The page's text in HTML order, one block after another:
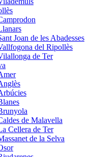
Joan de les Abadesses
del Ripollès
de Ter
de Malavella
Cellera de Ter
de la Selva